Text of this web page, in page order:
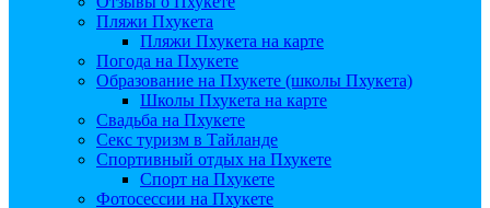
Пляжи Пхукета
Пляжи Пхукета на карте
Погода на Пхукете
Образование на Пхукете (школы Пхукета)
Школы Пхукета на карте
Свадьба на Пхукете
Секс туризм в Тайланде
Спортивный отдых на Пхукете
Спорт на Пхукете
Фотосессии на Пхукете